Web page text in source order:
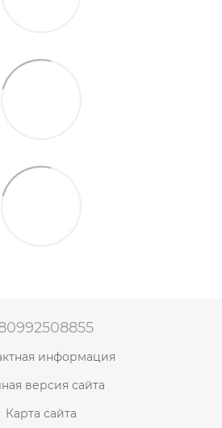
информация
версия сайта
Карта сайта